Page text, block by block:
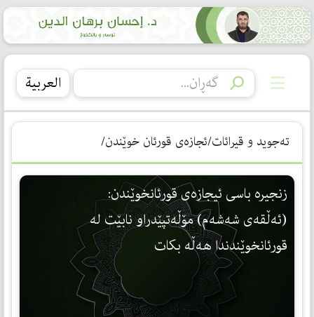
العربیة
تەجوید و قیرائات/ئجازەی قورئان خوێندن/
زنجیره‌ باسی ئیجازه‌ی قورئانخوێندن:
(ئه‌ڵقه‌ی شه‌شه‌م) مۆڵه‌تپێدراو نابێت له‌
قورئانخوێندندا هه‌ڵه‌ بكات